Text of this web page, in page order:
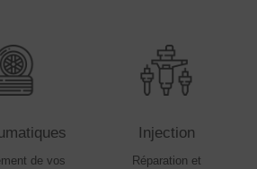
de vos
Injection
Réparation et